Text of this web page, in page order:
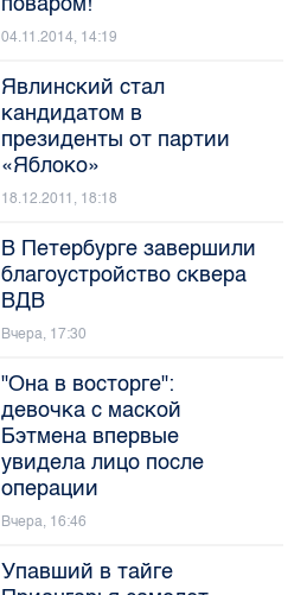
04.11.2014, 14:19
Явлинский стал
кандидатом в
президенты от партии
«Яблоко»
18.12.2011, 18:18
В Петербурге завершили
благоустройство сквера
ВДВ
Вчера, 17:30
"Она в восторге":
девочка с маской
Бэтмена впервые
увидела лицо после
операции
Вчера, 16:46
Упавший в тайге